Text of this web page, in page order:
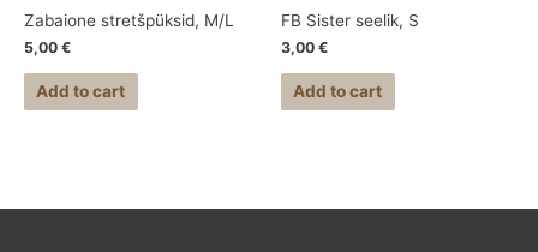
Zabaione stretšpüksid, M/L
5,00 €
Add to cart
FB Sister seelik, S
3,00 €
Add to cart